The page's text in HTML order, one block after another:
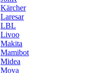
Kärcher
Laresar
LBL
Livoo
Makita
Mamibot
Midea
Mova